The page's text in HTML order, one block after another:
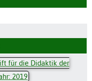
für die Didaktik der
2019